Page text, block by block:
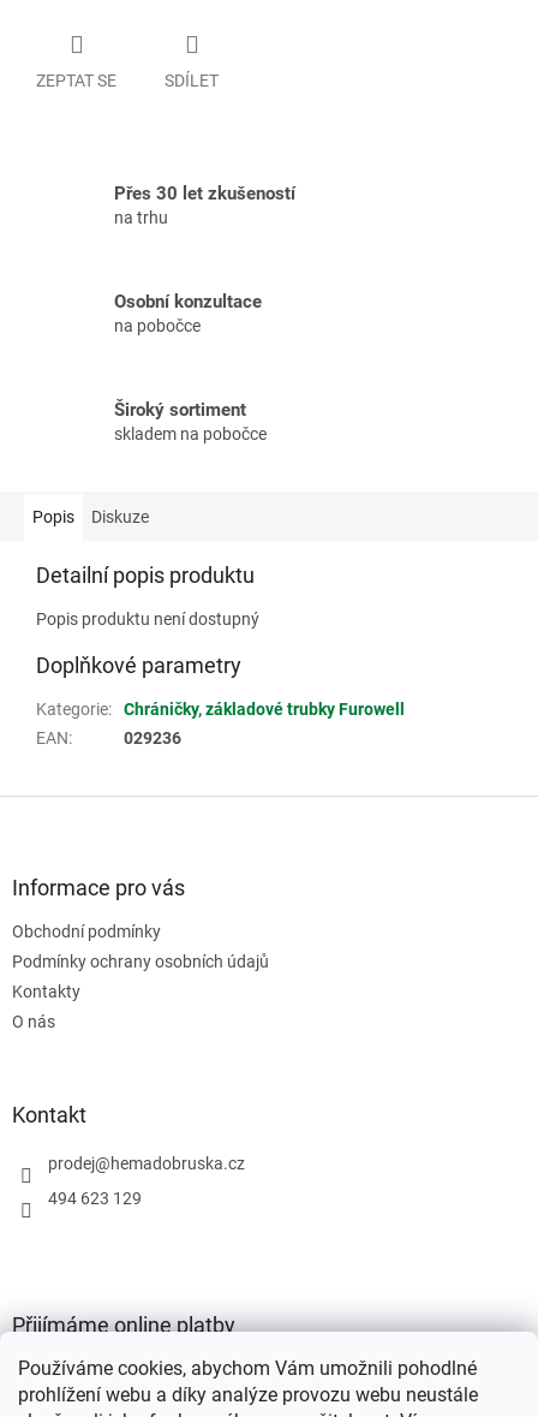
Používáme cookies, abychom Vám umožnili pohodlné
prohlížení webu a díky analýze provozu webu neustále
ZEPTAT SE SDÍLET
Přes 30 let zkušeností
na trhu
Osobní konzultace
na pobočce
Široký sortiment
skladem na pobočce
Popis Diskuze
Detailní popis produktu
Popis produktu není dostupný
Doplňkové parametry
Kategorie:
Chráničky, základové trubky Furowell
EAN: 029236
Informace pro vás
Obchodní podmínky
Podmínky ochrany osobních údajů
Kontakty
O nás
Kontakt
prodej@hemadobruska.cz
494 623 129
Přijímáme online platby